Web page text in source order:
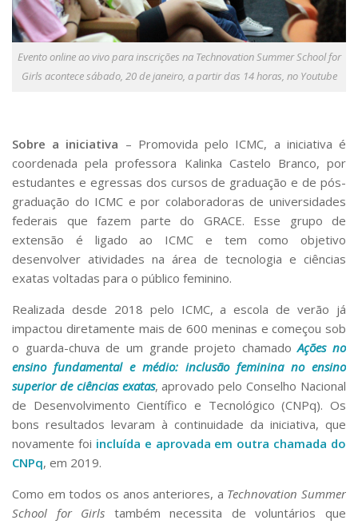
Evento online ao vivo para inscrições na Technovation Summer School for
Girls acontece sábado, 20 de janeiro, a partir das 14 horas, no Youtube
Sobre a iniciativa – Promovida pelo ICMC, a iniciativa é
coordenada pela professora Kalinka Castelo Branco, por
estudantes e egressas dos cursos de graduação e de pós-
graduação do ICMC e por colaboradoras de universidades
federais que fazem parte do GRACE. Esse grupo de
extensão é ligado ao ICMC e tem como objetivo
desenvolver atividades na área de tecnologia e ciências
exatas voltadas para o público feminino.
Realizada desde 2018 pelo ICMC, a escola de verão já
impactou diretamente mais de 600 meninas e começou sob
o guarda-chuva de um grande projeto chamadoAções no
ensino fundamental e médio: inclusão feminina no ensino
superior de ciências exatas, aprovado pelo Conselho Nacional
de Desenvolvimento Científico e Tecnológico (CNPq). Os
bons resultados levaram à continuidade da iniciativa, que
novamente foi incluída e aprovada em outra chamada do
CNPq, em 2019.
Como em todos os anos anteriores, a Technovation Summer
School for Girls também necessita de voluntários que